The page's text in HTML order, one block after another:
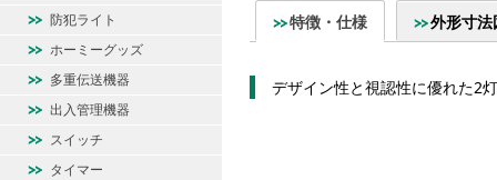
特徴・仕様 外形寸法
デザイン性と視認性に優れた2
防犯ライト
ホーミーグッズ
多重伝送機器
出入管理機器
スイッチ
タイマー